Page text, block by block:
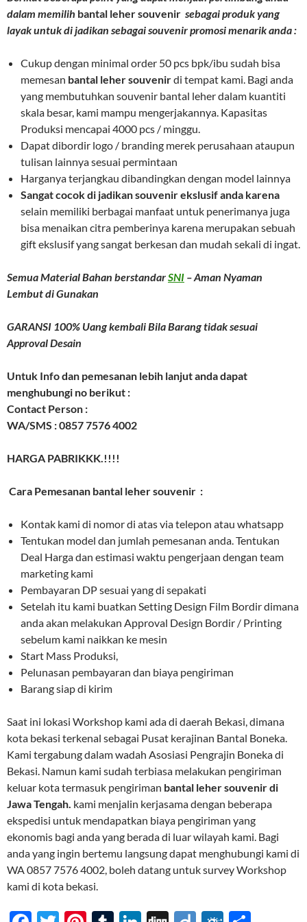
dalam memilih bantal leher souvenir sebagai produk yang
layak untuk di jadikan sebagai souvenir promosi menarik anda :
Cukup dengan minimal order 50 pcs bpk/ibu sudah bisa
memesan bantal leher souvenirdi tempat kami. Bagi anda
yang membutuhkan souvenir bantal leher dalam kuantiti
skala besar, kami mampu mengerjakannya. Kapasitas
Produksi mencapai 4000 pcs / minggu.
Dapat dibordir logo / branding merek perusahaan ataupun
tulisan lainnya sesuai permintaan
Harganya terjangkau dibandingkan dengan model lainnya
Sangat cocok di jadikan souvenir ekslusif anda karena
selain memiliki berbagai manfaat untuk penerimanya juga
bisa menaikan citra pemberinya karena merupakan sebuah
gift ekslusif yang sangat berkesan dan mudah sekali di ingat.
Semua Material Bahan berstandarSNI – Aman Nyaman
Lembut di Gunakan
GARANSI 100% Uang kembali Bila Barang tidak sesuai
Approval Desain
Untuk Info dan pemesanan lebih lanjut anda dapat
menghubungi no berikut :
Contact Person :
WA/SMS : 0857 7576 4002
HARGA PABRIKKK.!!!!
Cara Pemesanan bantal leher souvenir :
Kontak kami di nomor di atas via telepon atau whatsapp
Tentukan model dan jumlah pemesanan anda. Tentukan
Deal Harga dan estimasi waktu pengerjaan dengan team
marketing kami
Pembayaran DP sesuai yang di sepakati
Setelah itu kami buatkan Setting Design Film Bordir dimana
anda akan melakukan Approval Design Bordir / Printing
sebelum kami naikkan ke mesin
Start Mass Produksi,
Pelunasan pembayaran dan biaya pengiriman
Barang siap di kirim
Saat ini lokasi Workshop kami ada di daerah Bekasi, dimana
kota bekasi terkenal sebagai Pusat kerajinan Bantal Boneka.
Kami tergabung dalam wadah Asosiasi Pengrajin Boneka di
Bekasi. Namun kami sudah terbiasa melakukan pengiriman
keluar kota termasuk pengiriman bantal leher souvenir di
Jawa Tengah. kami menjalin kerjasama dengan beberapa
ekspedisi untuk mendapatkan biaya pengiriman yang
ekonomis bagi anda yang berada di luar wilayah kami. Bagi
anda yang ingin bertemu langsung dapat menghubungi kami di
WA 0857 7576 4002, boleh datang untuk survey Workshop
kami di kota bekasi.